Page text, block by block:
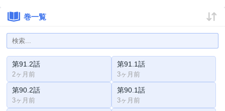
巻一覧
第91.2話
2ヶ月前
第91.1話
3ヶ月前
第90.2話
3ヶ月前
第90.1話
3ヶ月前